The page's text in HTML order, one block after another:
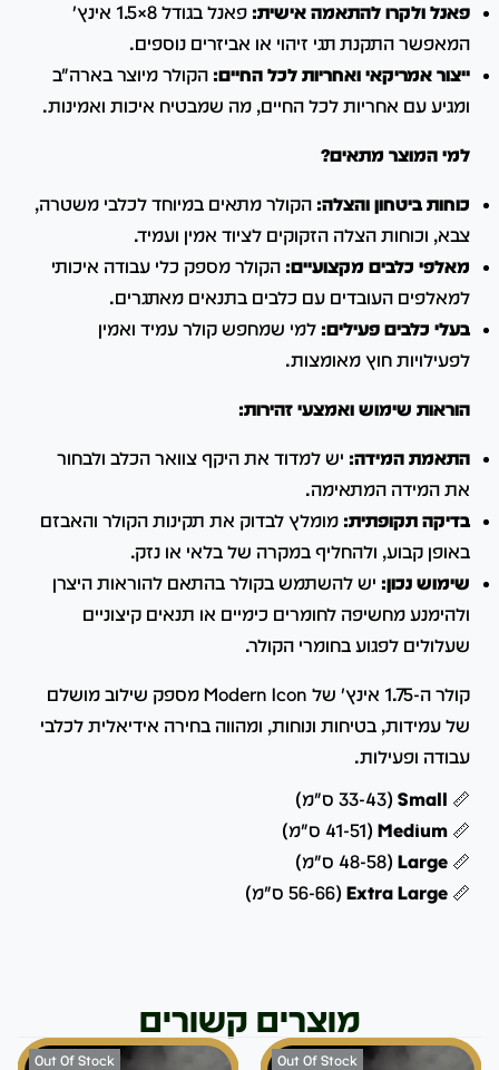
פאנל ולקרו להתאמה אישית:
פאנל בגודל 8×1.5 אינץ'
המאפשר התקנת תגי זיהוי או אביזרים נוספים.
ייצור אמריקאי ואחריות לכל החיים: הקולר מיוצר בארה"ב
ומגיע עם אחריות לכל החיים, מה שמבטיח איכות ואמינות.
למי המוצר מתאים?
כוחות ביטחון והצלה: הקולר מתאים במיוחד לכלבי משטרה,
צבא, וכוחות הצלה הזקוקים לציוד אמין ועמיד.
מאלפי כלבים מקצועיים: הקולר מספק כלי עבודה איכותי
למאלפים העובדים עם כלבים בתנאים מאתגרים.
בעלי כלבים פעילים: למי שמחפש קולר עמיד ואמין
לפעילויות חוץ מאומצות.
הוראות שימוש ואמצעי זהירות:
התאמת המידה: יש למדוד את היקף צוואר הכלב ולבחור
את המידה המתאימה.
בדיקה תקופתית: מומלץ לבדוק את תקינות הקולר והאבזם
באופן קבוע, ולהחליף במקרה של בלאי או נזק.
שימוש נכון: יש להשתמש בקולר בהתאם להוראות היצרן
ולהימנע מחשיפה לחומרים כימיים או תנאים קיצוניים
שעלולים לפגוע בחומרי הקולר.
קולר ה-1.75 אינץ' של Modern Icon מספק שילוב מושלם
של עמידות, בטיחות ונוחות, ומהווה בחירה אידיאלית לכלבי
עבודה ופעילות.
📏
Small (33-43 ס"מ)
📏
Medium (41-51 ס"מ)
📏
Large (48-58 ס"מ)
📏
Extra Large (56-66 ס"מ)
מוצרים קשורים
Out Of Stock
Out Of Stock